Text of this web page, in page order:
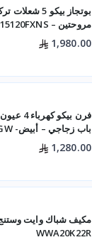
مروحتين – GG15120FXNS
1,980.00
باب زجاجي – أبيض- FBS 66000 GW
1,280.00
مكيف شباك وايت
WWA20K22R